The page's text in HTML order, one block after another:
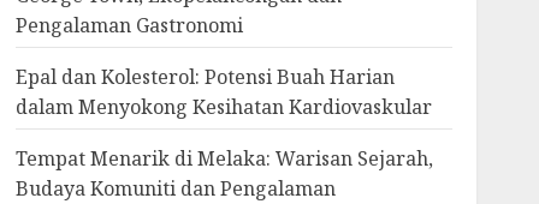
Pengalaman Gastronomi
Epal dan Kolesterol: Potensi Buah Harian
dalam Menyokong Kesihatan Kardiovaskular
Tempat Menarik di Melaka: Warisan Sejarah,
Budaya Komuniti dan Pengalaman